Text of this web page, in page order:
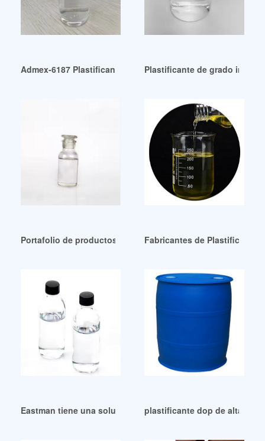
Admex-6187 Plastificante Polimérico Colombia
Plastificante de grado
Portafolio de productos plastificantes BASF Trims a buen
Fabricantes de
Eastman tiene una solución plastificante sin ftalatos para
plastificante dop de alta